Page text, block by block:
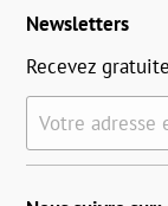
Newsletters
Recevez
Votre adresse